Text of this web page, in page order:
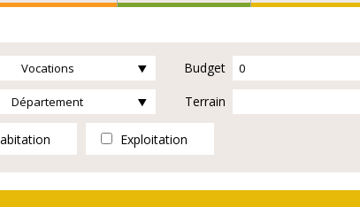
Vocations
Département
Budget
Terrain
Exploitation